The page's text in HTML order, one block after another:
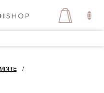
COŞ
/